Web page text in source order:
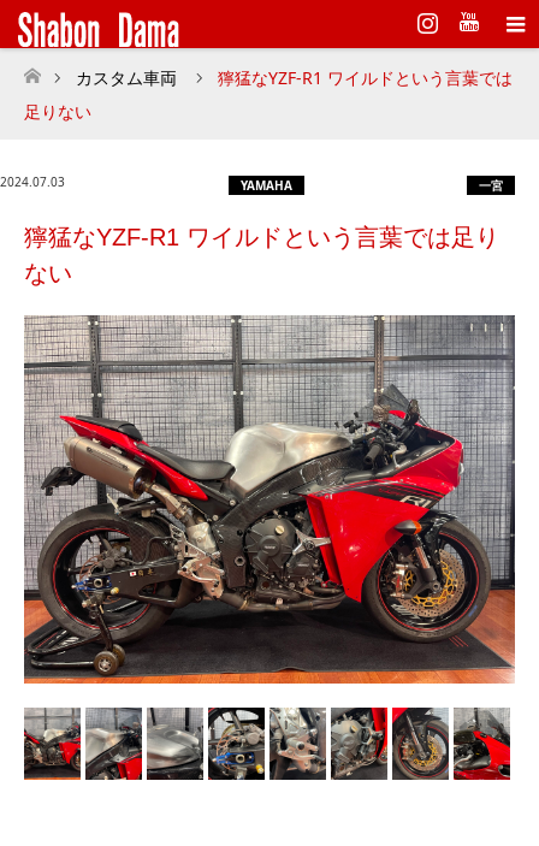
Instagram
ホーム
カスタム車両
獰猛なYZF-R1 ワイルドという言葉では
足りない
2024.07.03 YAMAHA 一宮
獰猛なYZF-R1 ワイルドという言葉では足り
ない